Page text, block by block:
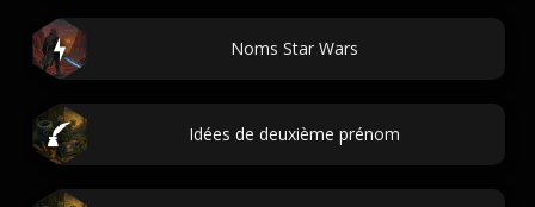
Noms Star Wars
Idées de deuxième prénom